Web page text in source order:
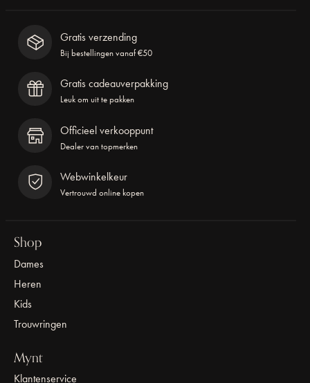
Gratis verzending
Bij bestellingen vanaf €50
Gratis cadeauverpakking
Leuk om uit te pakken
Officieel verkooppunt
Dealer van topmerken
Webwinkelkeur
Vertrouwd online kopen
Shop
Dames
Heren
Kids
Trouwringen
Mynt
Klantenservice